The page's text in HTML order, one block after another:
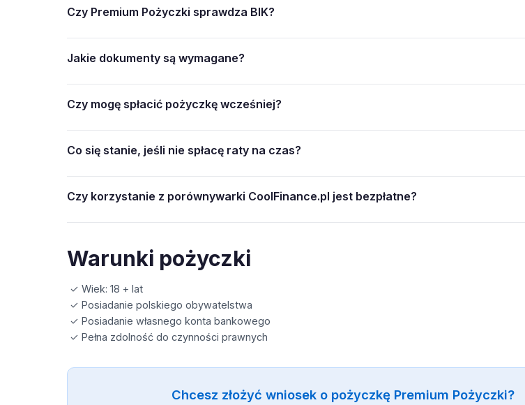
Czy Premium Pożyczki sprawdza BIK?
Jakie dokumenty są wymagane?
Czy mogę spłacić pożyczkę wcześniej?
Co się stanie, jeśli nie spłacę raty na czas?
Czy korzystanie z porównywarki CoolFinance.pl jest bezpłatne?
Warunki pożyczki
✓ Wiek: 18 + lat
✓ Posiadanie polskiego obywatelstwa
✓ Posiadanie własnego konta bankowego
✓ Pełna zdolność do czynności prawnych
Chcesz złożyć wniosek o pożyczkę Premium Pożyczki?